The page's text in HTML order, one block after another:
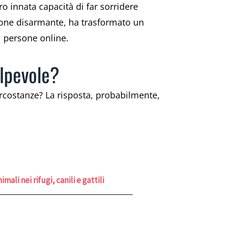
innata capacità di far sorridere
disarmante, ha trasformato un
online.
La risposta, probabilmente,
nei rifugi, canili e gattili